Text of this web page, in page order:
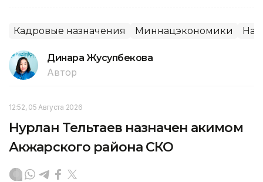
Кадровые назначения Миннацэкономики
Динара Жусупбекова
Автор
12:52, 05 Августа 2026
Нурлан Тельтаев назначен акимом
Акжарского района СКО